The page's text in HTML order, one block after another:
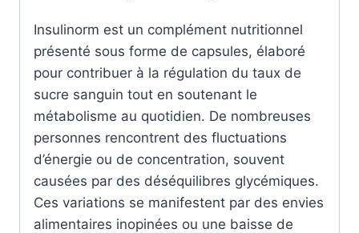
Insulinorm est un complément nutritionnel
présenté sous forme de capsules, élaboré
pour contribuer à la régulation du taux de
sucre sanguin tout en soutenant le
métabolisme au quotidien. De nombreuses
personnes rencontrent des fluctuations
d’énergie ou de concentration, souvent
causées par des déséquilibres glycémiques.
Ces variations se manifestent par des envies
alimentaires inopinées ou une baisse de